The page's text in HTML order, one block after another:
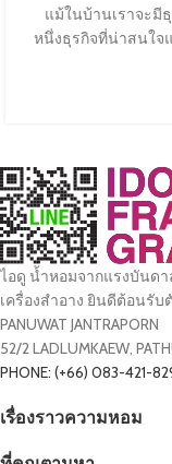
แม้ในบ้านเราจะมี
หนึ่งธุรกิจที่น่าสนใจ
ไอดู น้ำหอมจากแรงบันด
เครื่องสำอาง ยินดีต้อนรั
PANUWAT JANTRAPORN
52/2 LADLUMKAEW,
PHONE: (+66) 083-421-
เรื่องราวความหอม